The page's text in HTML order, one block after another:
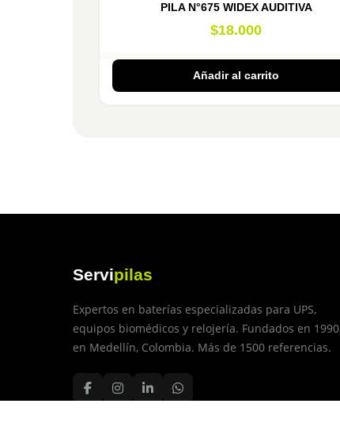
PILA N°675 WIDEX AUDITIVA
$18.000
Añadir al carrito
Servipilas
Expertos en baterías especializadas para UPS,
equipos biomédicos y relojería. Fundados en 1990
en Medellín, Colombia. Más de 1500 referencias.